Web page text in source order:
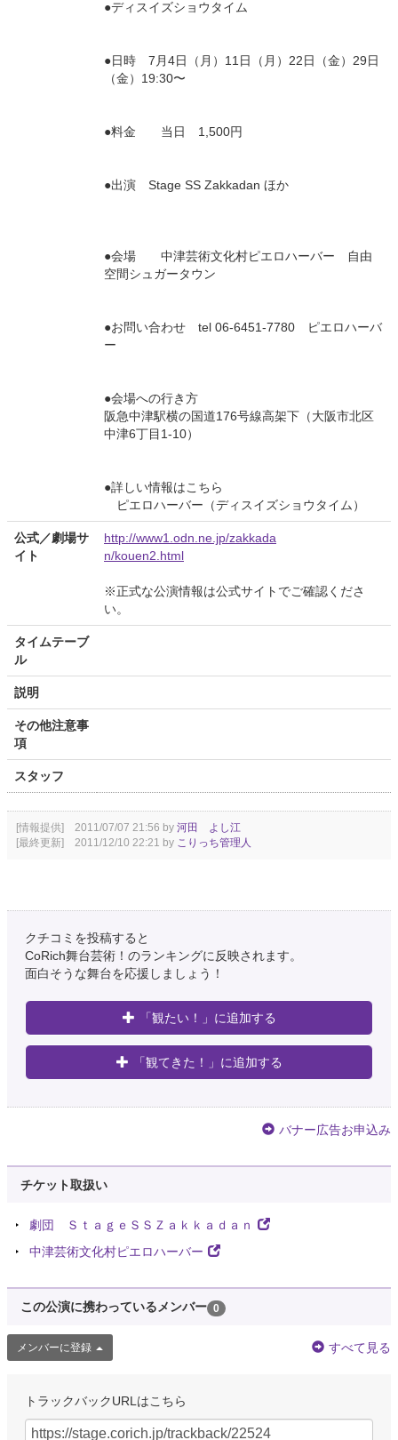
●ディスイズショウタイム
●日時 7月4日（月）11日（月）22日（金）29日
（金）19:30〜
●料金 当日 1,500円
●出演 Stage SS Zakkadan ほか
●会場 中津芸術文化村ピエロハーバー 自由
空間シュガータウン
●お問い合わせ tel 06-6451-7780 ピエロハーバ
ー
●会場への行き方
阪急中津駅横の国道176号線高架下（大阪市北区
中津6丁目1-10）
●詳しい情報はこちら
ピエロハーバー（ディスイズショウタイム）
公式／劇場サ
イト
http://www1.odn.ne.jp/zakkada
n/kouen2.html
※正式な公演情報は公式サイトでご確認くださ
い。
タイムテーブ
ル
説明
その他注意事
項
スタッフ
[情報提供] 2011/07/07 21:56 by 河田 よし江
[最終更新] 2011/12/10 22:21 by こりっち管理人
クチコミを投稿すると
CoRich舞台芸術！のランキングに反映されます。
面白そうな舞台を応援しましょう！
「観たい！」に追加する
「観てきた！」に追加する
バナー広告お申込み
チケット取扱い
劇団 ＳｔａｇｅＳＳＺａｋｋａｄａｎ
中津芸術文化村ピエロハーバー
この公演に携わっているメンバー 0
メンバーに登録 すべて見る
トラックバックURLはこちら